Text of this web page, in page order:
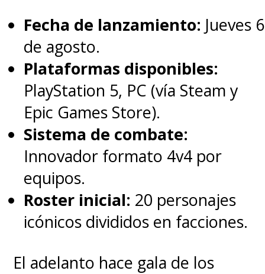
"Es una cuestión que en toda
transparencia dejo abierta"
señaló, admitiendo que siempre
es un riesgo para los grandes
nombres del cine el entrar en
competición y no salir
premiados.
Wes Anderson, Hirokazu Kore-
eda, Wim Wenders, Ken
Fecha de lanzamiento: Jueves 6
de agosto.
Plataformas disponibles:
PlayStation 5, PC (vía Steam y
Epic Games Store).
Sistema de combate:
Innovador formato 4v4 por
equipos.
Roster inicial: 20 personajes
icónicos divididos en facciones.
El adelanto hace gala de los